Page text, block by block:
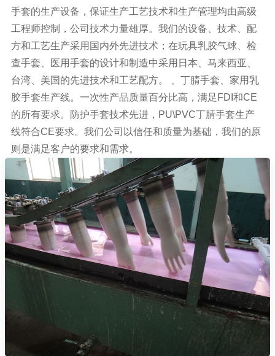
手套的生产设备，保证生产工艺技术和生产管理均由高级
工程师控制，公司技术力量雄厚。我们的设备、技术、配
方和工艺生产采用国内外先进技术；在玩具乳胶气球、检
查手套、医用手套的设计和制造中采用日本、马来西亚、
台湾、美国的先进技术和工艺配方。 、丁腈手套、家用乳
胶手套生产线。一次性产品质量百分比高，满足FDI和CE
的所有要求。防护手套技术先进，PU\PVC丁腈手套生产
线符合CE要求。我们公司以信任和质量为基础，我们的原
则是满足客户的要求和需求。